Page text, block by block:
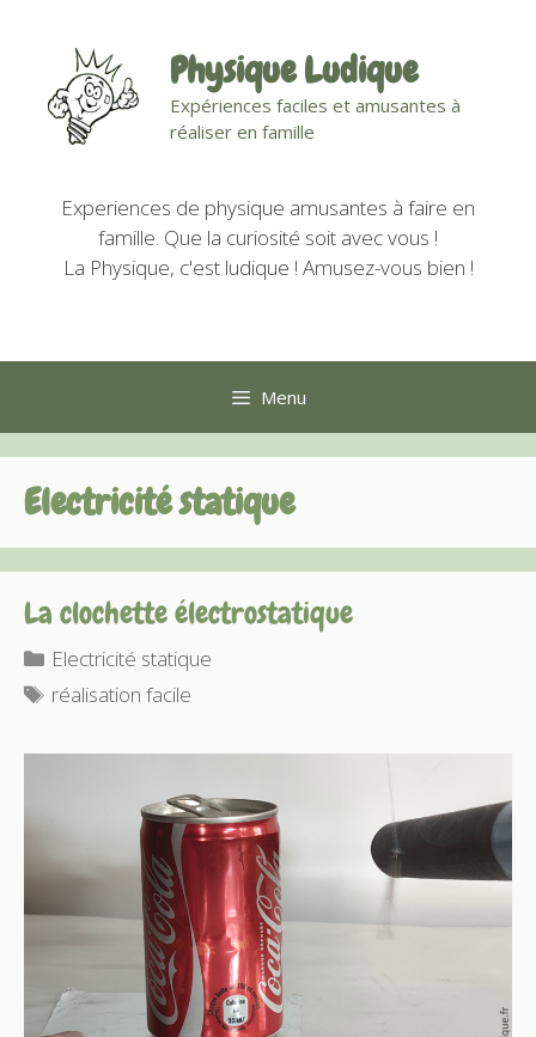
contenu
Physique Ludique
Expériences faciles et amusantes à
réaliser en famille
Experiences de physique amusantes à faire en
famille. Que la curiosité soit avec vous !
La Physique, c'est ludique ! Amusez-vous bien !
Menu
Electricité statique
La clochette électrostatique
Catégories
Electricité statique
Étiquettes
réalisation facile